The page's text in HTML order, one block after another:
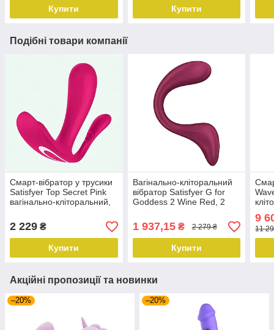
Купити Купити
Подібні товари компанії
Смарт-вібратор у трусики
Satisfyer Top Secret Pink
вагінально-кліторальний,
2 229 ₴
Купити
Вагінально-кліторальний
вібратор Satisfyer G for
Goddess 2 Wine Red, 2
1 937,15₴ 2 279 ₴
Купити
9
11
Акційні пропозиції та новинки
–20% –20%